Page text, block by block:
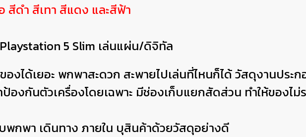
สีดำ สีเทา สีแดง และสีฟ้า
5 Slim เล่นแผ่น/ดิจิทัล
องได้เยอะ พกพาสะดวก สะพายไปเล่นที่ไหนก็ได้ วัสดุงานปร
องกันตัวเครื่องโดยเฉพาะ มีช่องเก็บแยกสัดส่วน ทำให้ของไ
บพกพา เดินทาง ภายใน บุสินค้าด้วยวัสดุอย่างดี